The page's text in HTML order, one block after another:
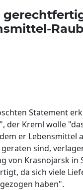
Statement
der Kreml wolle
er Lebensmittel
sind,
von Krasnojarsk
da sich viele
haben".